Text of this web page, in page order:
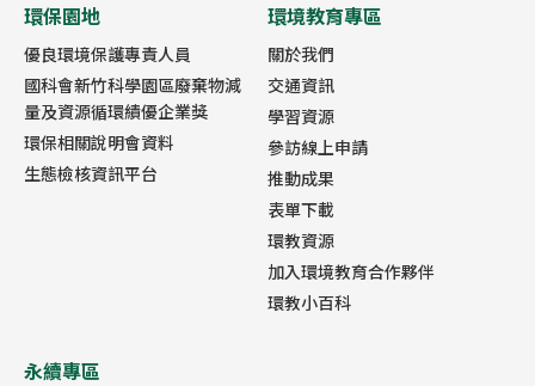
環保園地
優良環境保護專責人員
國科會新竹科學園區廢棄物減
量及資源循環績優企業獎
環保相關說明會資料
生態檢核資訊平台
環境教育專區
關於我們
交通資訊
學習資源
參訪線上申請
推動成果
表單下載
環教資源
加入環境教育合作夥伴
環教小百科
永續專區